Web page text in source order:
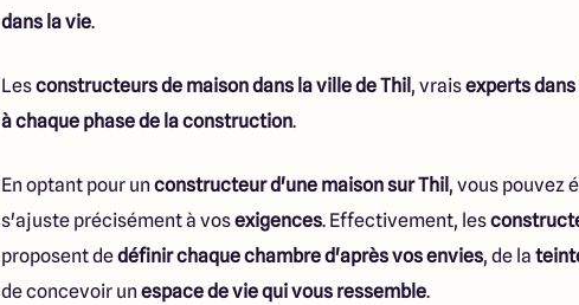
dans la vie.
Lesconstructeurs de maison dans la ville de Thil , vraisexperts
à chaque phase de la construction.
En optant pour un constructeur d'une maison sur Thil , vous pouvez
s'ajuste précisément à vosexigences. Effectivement, les
proposent dedéfinir chaque chambre d'après vos envies, de la
de concevoir un espace de vie qui vous ressemble.